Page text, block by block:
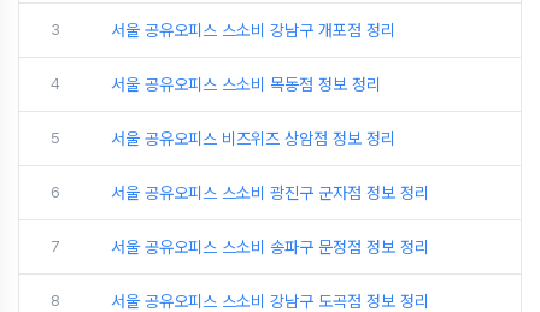
3 서울 공유오피스 스소비 강남구 개포점 정리
4 서울 공유오피스 스소비 목동점 정보 정리
5 서울 공유오피스 비즈위즈 상암점 정보 정리
6 서울 공유오피스 스소비 광진구 군자점 정보 정리
7 서울 공유오피스 스소비 송파구 문정점 정보 정리
8 서울 공유오피스 스소비 강남구 도곡점 정보 정리